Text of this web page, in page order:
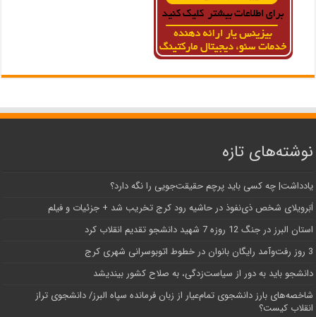
نوشته‌های تازه
یادداشت| ‌چه کسی باید پرچم حقیقت‌جویی را نگه دارد؟
اَبَر‌ویلای شخص ذی‌نفوذ در حاشیه‌ رود کرج تخریب شد + جزئیات و فیلم
استان البرز در جنگ 12 روزه 7 شهید دانشجو تقدیم انقلاب کرد
3 روز رفت‌وآمد رایگان بانوان در خطوط اتوبوسرانی شهری کرج
دانشجو باید به دور از سیاست‌زدگی، به صلاح کشور بیندیشد
شاخصه‌های بارز دانشجوی تمام‌عیار از زبان فرمانده سپاه البرز/ دانشجوی تراز
انقلاب کیست؟